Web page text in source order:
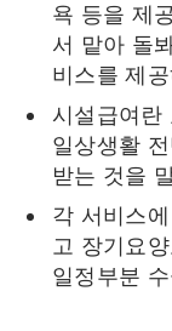
욕 등을 제
서 맡아 돌
비스를 제
시설급여란
일상생활
받는 것을
각 서비스
고 장기요
일정부분